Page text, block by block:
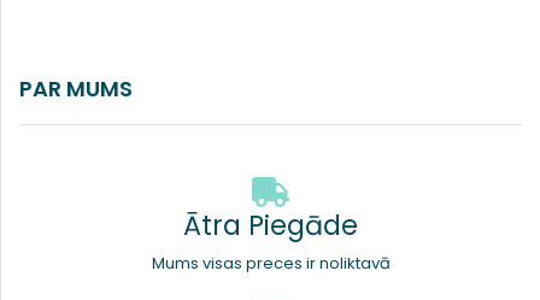
PAR MUMS
Ātra Piegāde
Mums visas preces ir noliktavā